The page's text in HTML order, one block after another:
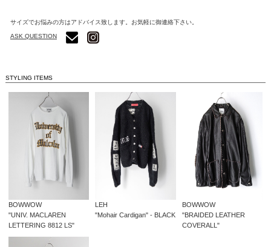
サイズでお悩みの方はアドバイス致します。お気軽に御連絡下さい。
ASK QUESTION
STYLING ITEMS
BOWWOW
"UNIV. MACLAREN
LETTERING 8812 LS"
LEH
"Mohair Cardigan" - BLACK
BOWWOW
"BRAIDED LEATHER
COVERALL"